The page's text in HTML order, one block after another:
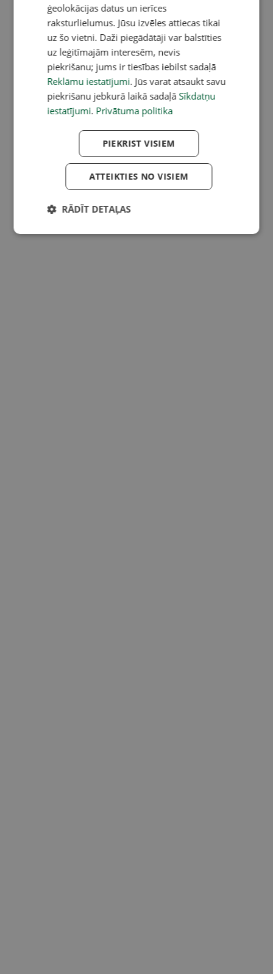
ģeolokācijas datus un ierīces
raksturlielumus. Jūsu izvēles attiecas tikai
uz šo vietni. Daži piegādātāji var balstīties
uz leģitīmajām interesēm, nevis
piekrišanu; jums ir tiesības iebilst sadaļā
Reklāmu iestatījumi. Jūs varat atsaukt savu
piekrišanu jebkurā laikā sadaļā Sīkdatņu
iestatījumi. Privātuma politika
PIEKRIST VISIEM
ATTEIKTIES NO VISIEM
RĀDĪT DETAĻAS